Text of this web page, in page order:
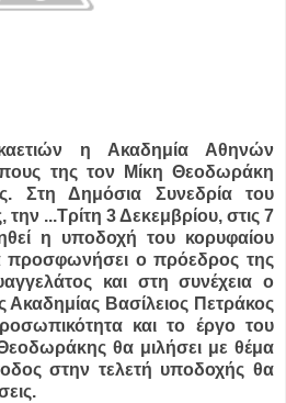
η Ακαδημία Αθηνών
της τον Μίκη Θεοδωράκη
Στη Δημόσια Συνεδρία του
την ...Τρίτη 3 Δεκεμβρίου, στις 7
η υποδοχή του κορυφαίου
προσφωνήσει ο πρόεδρος της
και στη συνέχεια ο
Ακαδημίας Βασίλειος Πετράκος
και το έργο του
θα μιλήσει με θέμα
στην τελετή υποδοχής θα